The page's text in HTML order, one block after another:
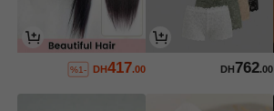
DH762.00
DH417.00
%1-